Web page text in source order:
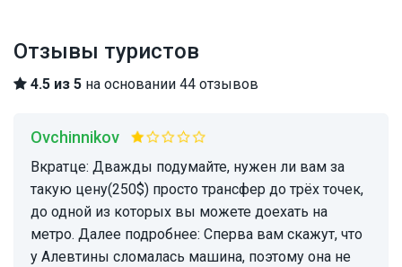
Отзывы туристов
4.5 из 5 на основании 44 отзывов
Ovchinnikov
Вкратце: Дважды подумайте, нужен ли вам за
такую цену(250$) просто трансфер до трёх точек,
до одной из которых вы можете доехать на
метро. Далее подробнее: Сперва вам скажут, что
у Алевтины сломалась машина, поэтому она не